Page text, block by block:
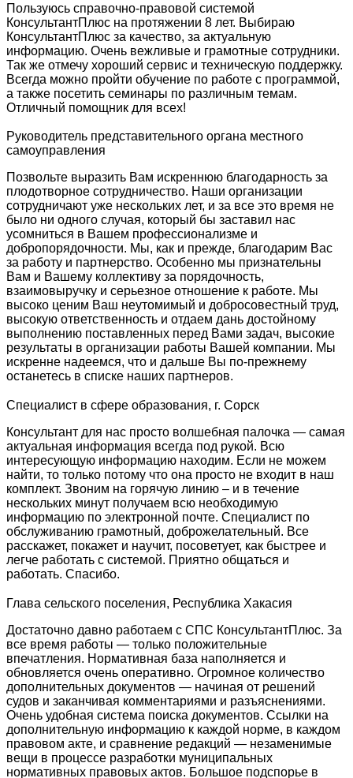
Пользуюсь справочно-правовой системой
КонсультантПлюс на протяжении 8 лет. Выбираю
КонсультантПлюс за качество, за актуальную
информацию. Очень вежливые и грамотные сотрудники.
Так же отмечу хороший сервис и техническую поддержку.
Всегда можно пройти обучение по работе с программой,
а также посетить семинары по различным темам.
Отличный помощник для всех!
Руководитель представительного органа местного
самоуправления
Позвольте выразить Вам искреннюю благодарность за
плодотворное сотрудничество. Наши организации
сотрудничают уже нескольких лет, и за все это время не
было ни одного случая, который бы заставил нас
усомниться в Вашем профессионализме и
добропорядочности. Мы, как и прежде, благодарим Вас
за работу и партнерство. Особенно мы признательны
Вам и Вашему коллективу за порядочность,
взаимовыручку и серьезное отношение к работе. Мы
высоко ценим Ваш неутомимый и добросовестный труд,
высокую ответственность и отдаем дань достойному
выполнению поставленных перед Вами задач, высокие
результаты в организации работы Вашей компании. Мы
искренне надеемся, что и дальше Вы по-прежнему
останетесь в списке наших партнеров.
Специалист в сфере образования, г. Сорск
Консультант для нас просто волшебная палочка — самая
актуальная информация всегда под рукой. Всю
интересующую информацию находим. Если не можем
найти, то только потому что она просто не входит в наш
комплект. Звоним на горячую линию – и в течение
нескольких минут получаем всю необходимую
информацию по электронной почте. Специалист по
обслуживанию грамотный, доброжелательный. Все
расскажет, покажет и научит, посоветует, как быстрее и
легче работать с системой. Приятно общаться и
работать. Спасибо.
Глава сельского поселения, Республика Хакасия
Достаточно давно работаем с СПС КонсультантПлюс. За
все время работы — только положительные
впечатления. Нормативная база наполняется и
обновляется очень оперативно. Огромное количество
дополнительных документов — начиная от решений
судов и заканчивая комментариями и разъяснениями.
Очень удобная система поиска документов. Ссылки на
дополнительную информацию к каждой норме, в каждом
правовом акте, и сравнение редакций — незаменимые
вещи в процессе разработки муниципальных
нормативных правовых актов. Большое подспорье в